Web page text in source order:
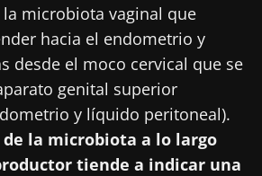
microbiota vaginal que
hacia el endometrio y
desde el moco cervical que se
genital superior
y líquido peritoneal).
la microbiota a lo largo
tiende a indicar una